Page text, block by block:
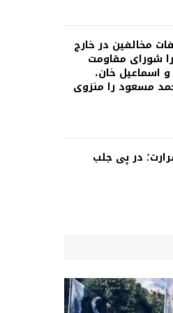
مخالفین در خارج
شورای مقاومت
اسماعیل خان،
مسعود را منزوی
در پی جلب